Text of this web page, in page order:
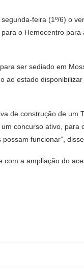
feira (1º/6) o
o Hemocentro para
ser sediado em
ao estado
de construção de um
concurso ativo, para
funcionar”,
com a ampliação do